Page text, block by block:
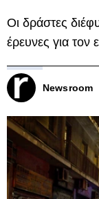
Οι δράστες
έρευνες για τον
Newsroom